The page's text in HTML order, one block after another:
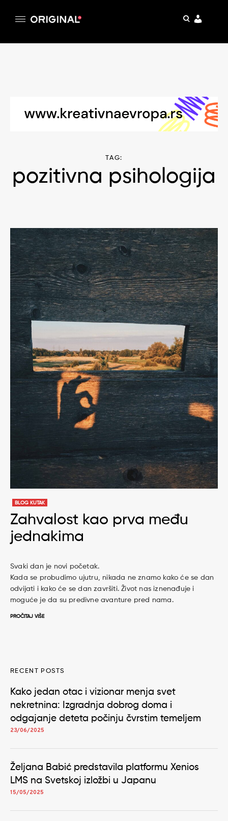
pretraga
TAG:
pozitivna psihologija
BLOG KUTAK
Zahvalost kao prva među
jednakima
Svaki dan je novi početak.
Kada se probudimo ujutru, nikada ne znamo kako će se dan
odvijati i kako će se dan završiti. Život nas iznenađuje i
moguće je da su predivne avanture pred nama.
PROČITAJ VIŠE
RECENT POSTS
Kako jedan otac i vizionar menja svet
nekretnina: Izgradnja dobrog doma i
odgajanje deteta počinju čvrstim temeljem
23/06/2025
Željana Babić predstavila platformu Xenios
LMS na Svetskoj izložbi u Japanu
15/05/2025